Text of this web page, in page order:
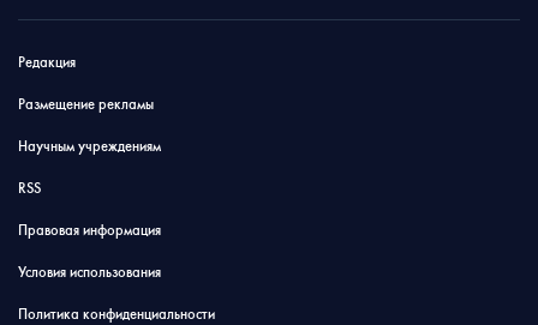
Редакция
Размещение рекламы
Научным учреждениям
RSS
Правовая информация
Условия использования
Политика конфиденциальности